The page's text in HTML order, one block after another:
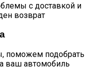
с доставкой и
возврат
поможем подобрать
ваш автомобиль